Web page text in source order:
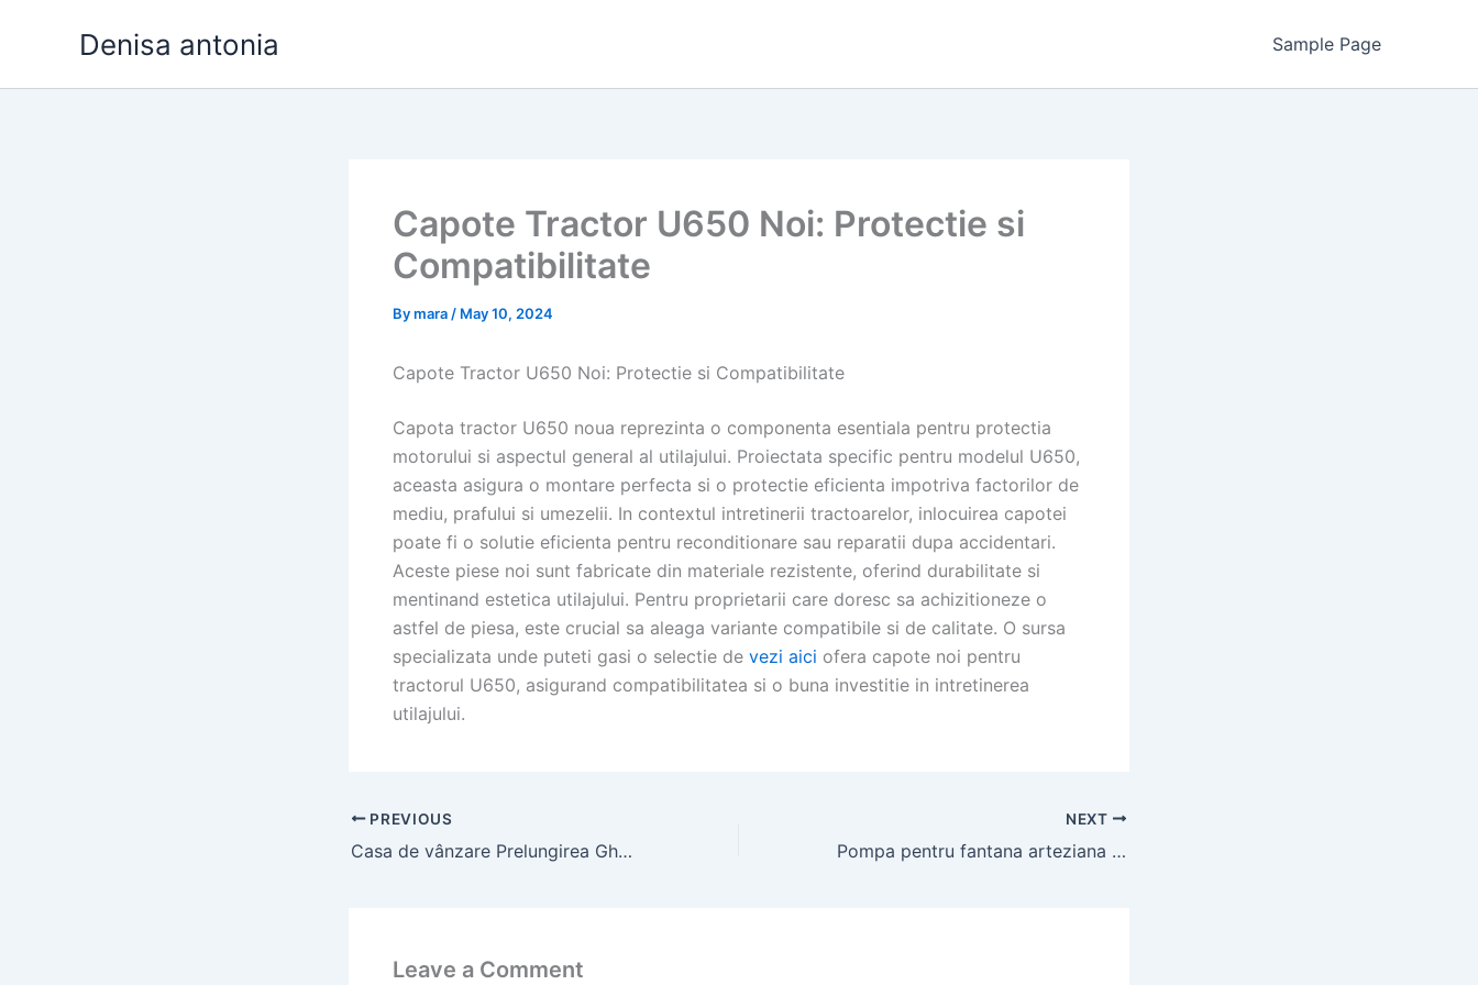
Denisa antonia Sample Page
Capote Tractor U650 Noi: Protectie si
Compatibilitate
Bymara / May 10, 2024
Capote Tractor U650 Noi: Protectie si Compatibilitate
Capota tractor U650 noua reprezinta o componenta esentiala pentru protectia
motorului si aspectul general al utilajului. Proiectata specific pentru modelul U650,
aceasta asigura o montare perfecta si o protectie eficienta impotriva factorilor de
mediu, prafului si umezelii. In contextul intretinerii tractoarelor, inlocuirea capotei
poate fi o solutie eficienta pentru reconditionare sau reparatii dupa accidentari.
Aceste piese noi sunt fabricate din materiale rezistente, oferind durabilitate si
mentinand estetica utilajului. Pentru proprietarii care doresc sa achizitioneze o
astfel de piesa, este crucial sa aleaga variante compatibile si de calitate. O sursa
specializata unde puteti gasi o selectie de vezi aici ofera capote noi pentru
tractorul U650, asigurand compatibilitatea si o buna investitie in intretinerea
utilajului.
PREVIOUS
Casa de vânzare Prelungirea Ghencea – apartamente studiouri
NEXT
Pompa pentru fantana arteziana Dedeman – solutie eficienta
Leave a Comment